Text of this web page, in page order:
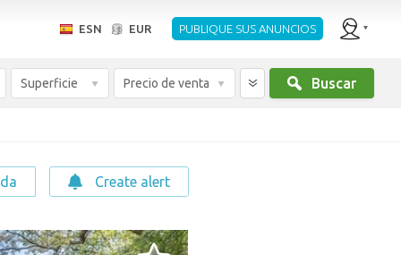
ESN EUR PUBLIQUE SUS ANUNCIOS
Superficie Precio de venta Buscar
Create alert